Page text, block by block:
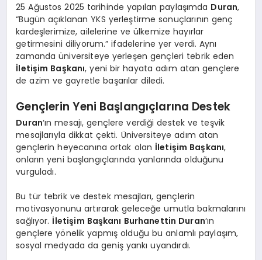
25 Ağustos 2025 tarihinde yapılan paylaşımda Duran,
“Bugün açıklanan YKS yerleştirme sonuçlarının genç
kardeşlerimize, ailelerine ve ülkemize hayırlar
getirmesini diliyorum.” ifadelerine yer verdi. Aynı
zamanda üniversiteye yerleşen gençleri tebrik eden
İletişim Başkanı, yeni bir hayata adım atan gençlere
de azim ve gayretle başarılar diledi.
Gençlerin Yeni Başlangıçlarına Destek
Duran‘ın mesajı, gençlere verdiği destek ve teşvik
mesajlarıyla dikkat çekti. Üniversiteye adım atan
gençlerin heyecanına ortak olan İletişim Başkanı,
onların yeni başlangıçlarında yanlarında olduğunu
vurguladı.
Bu tür tebrik ve destek mesajları, gençlerin
motivasyonunu artırarak geleceğe umutla bakmalarını
sağlıyor. İletişim Başkanı Burhanettin Duran‘ın
gençlere yönelik yapmış olduğu bu anlamlı paylaşım,
sosyal medyada da geniş yankı uyandırdı.